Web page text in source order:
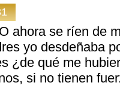
ahora se ríen de
yo desdeñaba
¿de qué me
si no tienen